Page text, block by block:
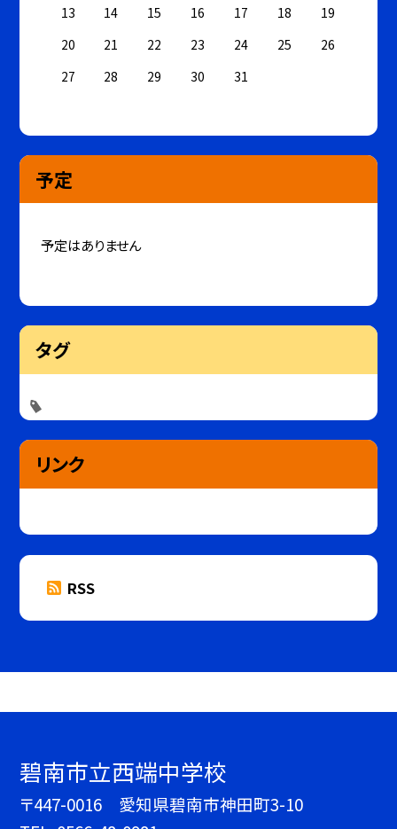
13
14 15 16 17 18
19
20
21 22 23 24 25
26
27
28 29 30 31
予定
予定はありません
タグ
リンク
RSS
碧南市立西端中学校
〒447-0016 愛知県碧南市神田町3-10